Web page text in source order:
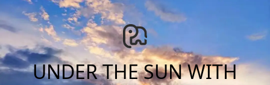
Skip
content
UNDER THE SUN WITH